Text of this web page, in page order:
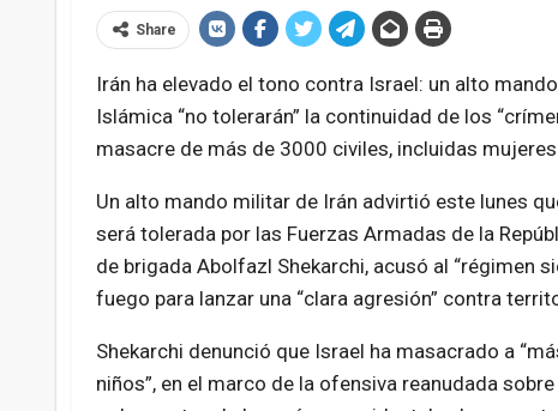
Share
Irán ha elevado el tono contra Israel: un alto
Islámica “no tolerarán” la continuidad de los
masacre de más de 3000 civiles, incluidas
Un alto mando militar de Irán advirtió este lunes
será tolerada por las Fuerzas Armadas de la
de brigada Abolfazl Shekarchi, acusó al “régimen
fuego para lanzar una “clara agresión” contra
Shekarchi denunció que Israel ha masacrado a
niños”, en el marco de la ofensiva reanudada